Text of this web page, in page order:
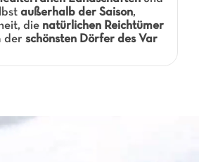
außerhalb der Saison,
die natürlichen Reichtümer
derschönsten Dörfer des Var